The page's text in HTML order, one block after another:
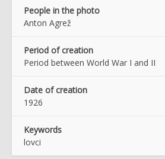
People in the photo
Anton Agrež
Period of creation
Period between World War I and II
Date of creation
1926
Keywords
lovci